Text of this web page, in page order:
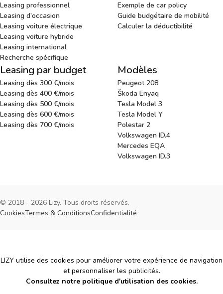
Leasing professionnel
Leasing d'occasion
Leasing voiture électrique
Leasing voiture hybride
Leasing international
Recherche spécifique
Exemple de car policy
Guide budgétaire de mobilité
Calculer la déductibilité
Leasing par budget
Leasing dès 300 €/mois
Leasing dès 400 €/mois
Leasing dès 500 €/mois
Leasing dès 600 €/mois
Leasing dès 700 €/mois
Modèles
Peugeot 208
Škoda Enyaq
Tesla Model 3
Tesla Model Y
Polestar 2
Volkswagen ID.4
Mercedes EQA
Volkswagen ID.3
© 2018 - 2026 Lizy. Tous droits réservés.
CookiesTermes & ConditionsConfidentialité
Cookies
LIZY utilise des cookies pour améliorer votre expérience de navigation
et personnaliser les publicités.
Consultez notre politique d'utilisation des cookies.